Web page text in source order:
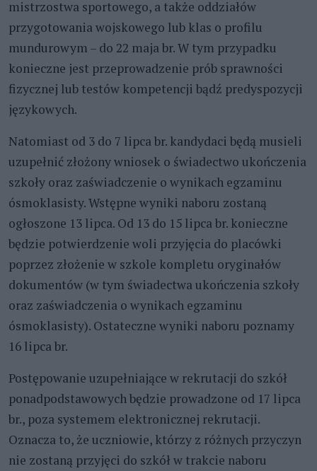
mistrzostwa sportowego, a także oddziałów
przygotowania wojskowego lub klas o profilu
mundurowym – do 22 maja br. W tym przypadku
konieczne jest przeprowadzenie prób sprawności
fizycznej lub testów kompetencji bądź predyspozycji
językowych.
Natomiast od 3 do 7 lipca br. kandydaci będą musieli
uzupełnić złożony wniosek o świadectwo ukończenia
szkoły oraz zaświadczenie o wynikach egzaminu
ósmoklasisty. Wstępne wyniki naboru zostaną
ogłoszone 13 lipca. Od 13 do 15 lipca br. konieczne
będzie potwierdzenie woli przyjęcia do placówki
poprzez złożenie w szkole kompletu oryginałów
dokumentów (w tym świadectwa ukończenia szkoły
oraz zaświadczenia o wynikach egzaminu
ósmoklasisty). Ostateczne wyniki naboru poznamy
16 lipca br.
Postępowanie uzupełniające w rekrutacji do szkół
ponadpodstawowych będzie prowadzone od 17 lipca
br., poza systemem elektronicznej rekrutacji.
Oznacza to, że uczniowie, którzy z różnych przyczyn
nie zostaną przyjęci do szkół w trakcie naboru